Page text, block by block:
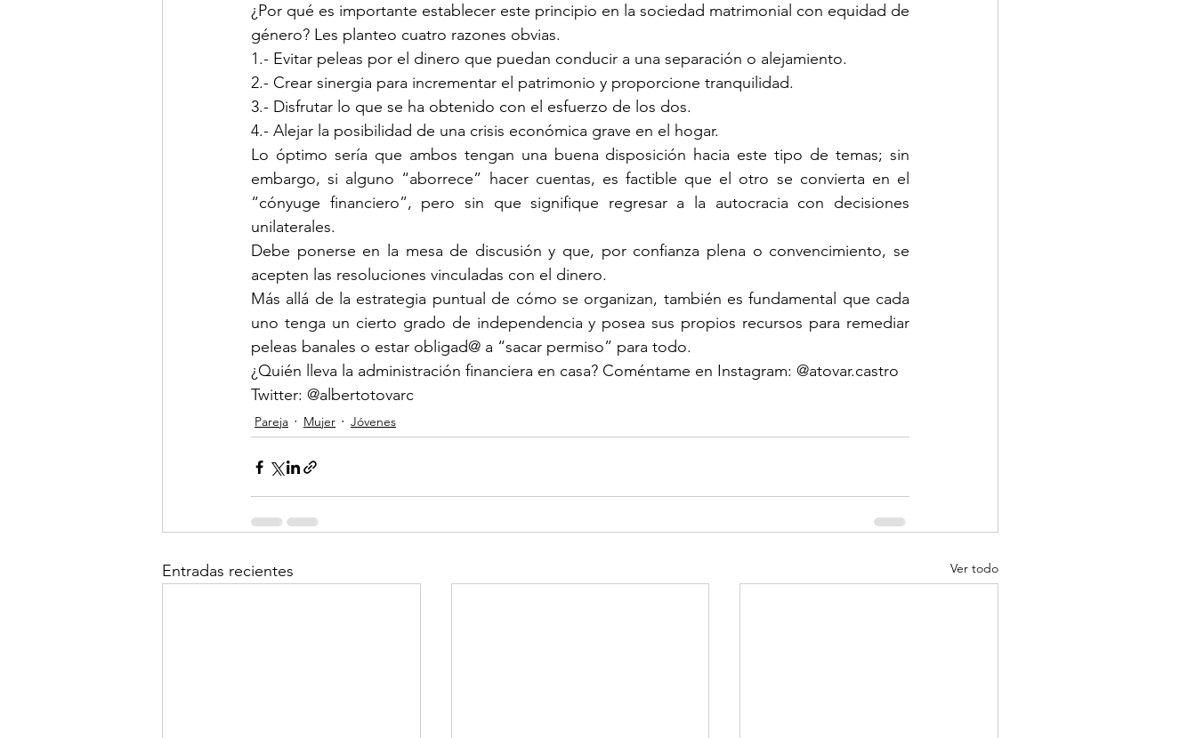
¿Por qué es importante establecer este principio en la sociedad matrimonial con equidad de
género? Les planteo cuatro razones obvias.
1.- Evitar peleas por el dinero que puedan conducir a una separación o alejamiento.
2.- Crear sinergia para incrementar el patrimonio y proporcione tranquilidad.
3.- Disfrutar lo que se ha obtenido con el esfuerzo de los dos.
4.- Alejar la posibilidad de una crisis económica grave en el hogar.
Lo óptimo sería que ambos tengan una buena disposición hacia este tipo de temas; sin
embargo, si alguno “aborrece” hacer cuentas, es factible que el otro se convierta en el
“cónyuge financiero”, pero sin que signifique regresar a la autocracia con decisiones
unilaterales.
Debe ponerse en la mesa de discusión y que, por confianza plena o convencimiento, se
acepten las resoluciones vinculadas con el dinero.
Más allá de la estrategia puntual de cómo se organizan, también es fundamental que cada
uno tenga un cierto grado de independencia y posea sus propios recursos para remediar
peleas banales o estar obligad@ a “sacar permiso” para todo.
¿Quién lleva la administración financiera en casa? Coméntame en Instagram: @atovar.castro
Twitter: @albertotovarc
Pareja Mujer Jóvenes
Entradas recientes Ver todo